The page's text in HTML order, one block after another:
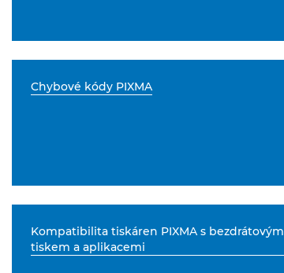
Chybové kódy PIXMA
Kompatibilita tiskáren PIXMA s bezdrátovým
tiskem a aplikacemi